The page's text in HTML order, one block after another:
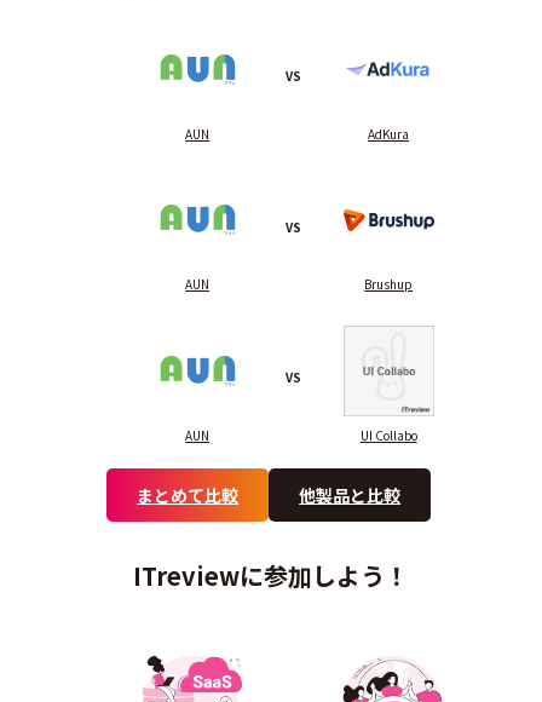
AUN
VS
AdKura
AUN
VS
Brushup
AUN
VS
UI Collabo
まとめて比較 他製品と比較
ITreviewに参加しよう！